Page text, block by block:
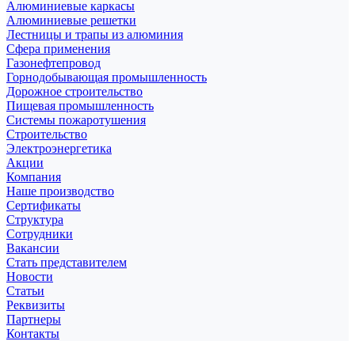
Алюминиевые каркасы
Алюминиевые решетки
Лестницы и трапы из алюминия
Сфера применения
Газонефтепровод
Горнодобывающая промышленность
Дорожное строительство
Пищевая промышленность
Системы пожаротушения
Строительство
Электроэнергетика
Акции
Компания
Наше производство
Сертификаты
Структура
Сотрудники
Вакансии
Стать представителем
Новости
Статьи
Реквизиты
Партнеры
Контакты